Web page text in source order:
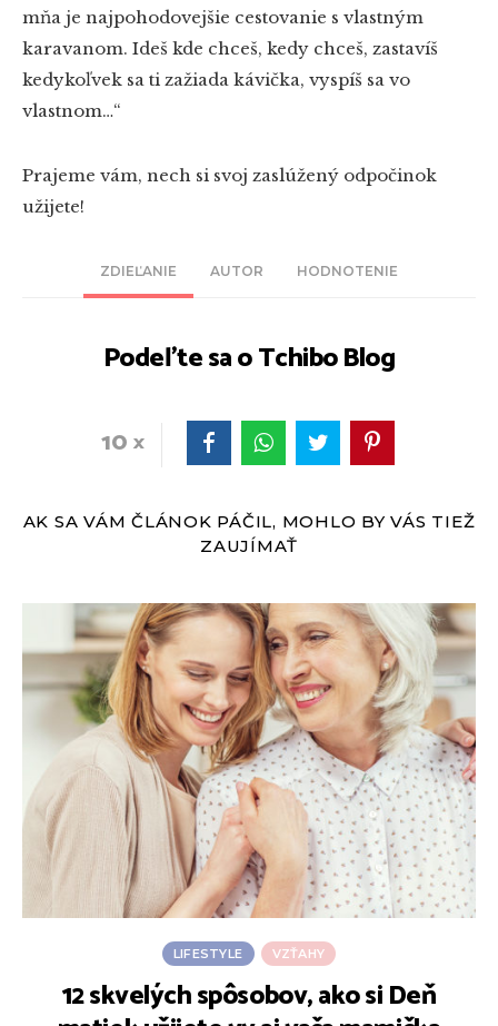
ZDIEĽANIE AUTOR HODNOTENIE
Podeľte sa o Tchibo Blog
10
mňa je najpohodovejšie cestovanie s vlastným
karavanom. Ideš kde chceš, kedy chceš, zastavíš
kedykoľvek sa ti zažiada kávička, vyspíš sa vo
vlastnom…“
Prajeme vám, nech si svoj zaslúžený odpočinok
užijete!
AK SA VÁM ČLÁNOK PÁČIL, MOHLO BY VÁS TIEŽ
ZAUJÍMAŤ
LIFESTYLE VZŤAHY
12 skvelých spôsobov, ako si Deň